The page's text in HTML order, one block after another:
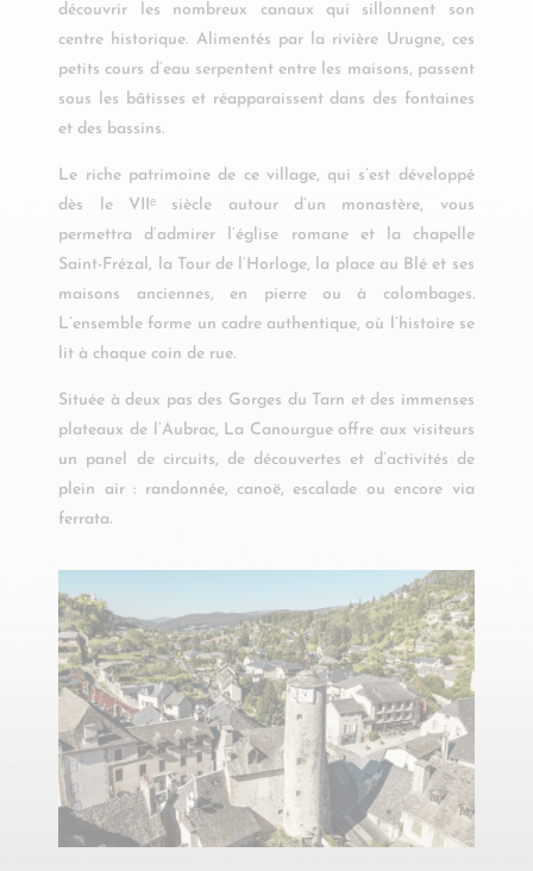
découvrir les nombreux canaux qui sillonnent son
centre historique. Alimentés par la rivière Urugne, ces
petits cours d’eau serpentent entre les maisons, passent
sous les bâtisses et réapparaissent dans des fontaines
et des bassins.
Le riche patrimoine de ce village, qui s’est développé
dès le VIIᵉ siècle autour d’un monastère, vous
permettra d’admirer l’église romane et la chapelle
Saint-Frézal, la Tour de l’Horloge, la place au Blé et ses
maisons anciennes, en pierre ou à colombages.
L’ensemble forme un cadre authentique, où l’histoire se
lit à chaque coin de rue.
Située à deux pas des Gorges du Tarn et des immenses
plateaux de l’Aubrac, La Canourgue offre aux visiteurs
un panel de circuits, de découvertes et d’activités de
plein air : randonnée, canoë, escalade ou encore via
ferrata.